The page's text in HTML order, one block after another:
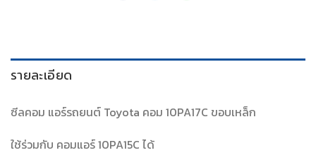
รายละเอียด
ซีลคอม แอร์รถยนต์ Toyota คอม 10PA17C ขอบเหล็ก
ใช้ร่วมกับ คอมแอร์ 10PA15C ได้